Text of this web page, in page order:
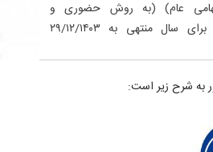
عام) (به روش حضوری و
الکترونیکی) برای سال منتهی به ۲۹/۱۲/۱۴۰۳
به شرح زیر است: